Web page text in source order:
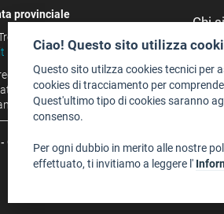
provinciale
(IT)
della stampa
13.08.1963 al n. 100
Tamburini
- C.F. e P.IVA: 00337460224
Chi
Ciao! Questo sito utilizza
Questo sito utilzza cookies tecnici per
cookies di tracciamento per
Quest'ultimo tipo di cookies saranno
consenso.
Per ogni dubbio in merito alle nostre
effettuato, ti invitiamo a leggere l'